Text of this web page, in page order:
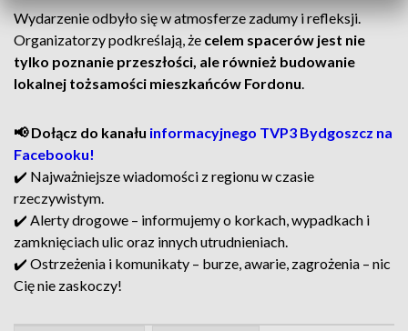
Wydarzenie odbyło się w atmosferze zadumy i refleksji.
Organizatorzy podkreślają, że celem spacerów jest nie
tylko poznanie przeszłości, ale również budowanie
lokalnej tożsamości mieszkańców Fordonu.
📢 Dołącz do kanału informacyjnego TVP3 Bydgoszcz na
Facebooku!
✔️ Najważniejsze wiadomości z regionu w czasie
rzeczywistym.
✔️ Alerty drogowe – informujemy o korkach, wypadkach i
zamknięciach ulic oraz innych utrudnieniach.
✔️ Ostrzeżenia i komunikaty – burze, awarie, zagrożenia – nic
Cię nie zaskoczy!